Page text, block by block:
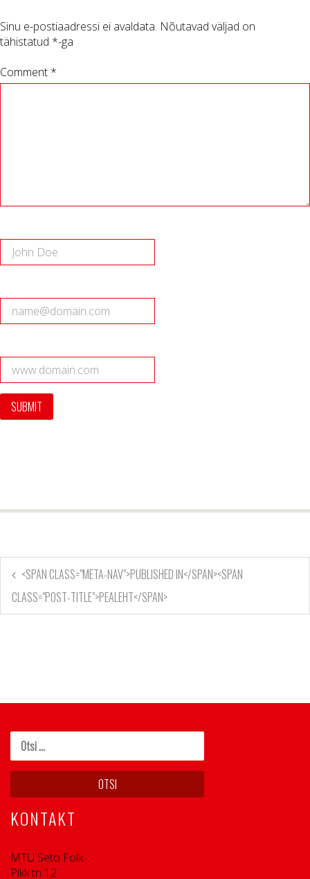
Sinu e-postiaadressi ei avaldata. Nõutavad väljad on
tähistatud *-ga
Comment *
<SPAN CLASS="META-NAV">PUBLISHED IN</SPAN><SPAN
CLASS="POST-TITLE">PEALEHT</SPAN>
KONTAKT
MTÜ Seto Folk
Pikk tn 12